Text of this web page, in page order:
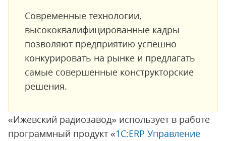
Современные технологии,
высококвалифицированные кадры
позволяют предприятию успешно
конкурировать на рынке и предлагать
самые совершенные конструкторские
решения.
«Ижевский радиозавод» использует в работе
программный продукт «1С:ERP Управление